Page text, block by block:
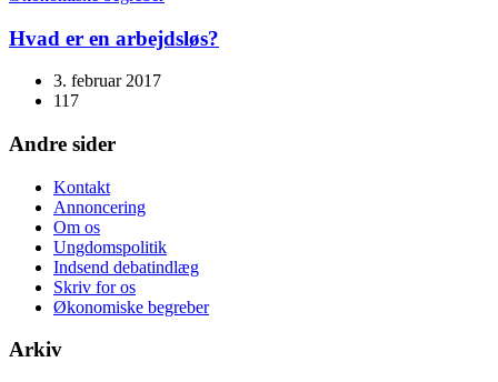
Hvad er en arbejdsløs?
3. februar 2017
117
Andre sider
Kontakt
Annoncering
Om os
Ungdomspolitik
Indsend debatindlæg
Skriv for os
Økonomiske begreber
Arkiv